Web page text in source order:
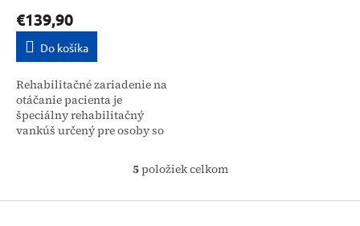
€139,90
Do košíka
Rehabilitačné zariadenie na
otáčanie pacienta je
špeciálny rehabilitačný
vankúš určený pre osoby so
zdravotne postihnutých....
O
l
5položiek celkom
Z